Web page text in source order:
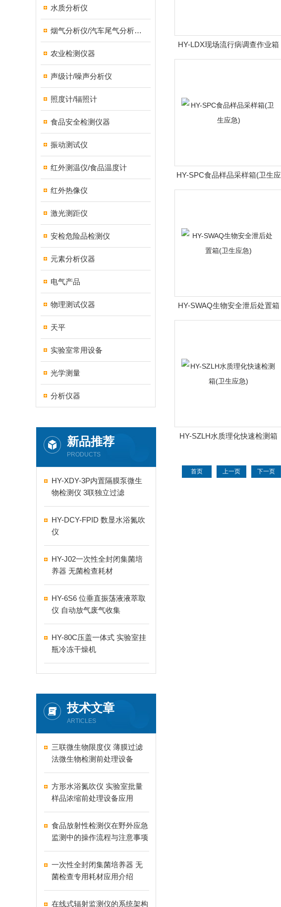
水质分析仪
烟气分析仪/汽车尾气分析仪/转速表/汽车维修检测设备
农业检测仪器
声级计/噪声分析仪
照度计/辐照计
食品安全检测仪器
振动测试仪
红外测温仪/食品温度计
红外热像仪
激光测距仪
安检危险品检测仪
元素分析仪器
电气产品
物理测试仪器
天平
实验室常用设备
光学测量
分析仪器
新品推荐
PRODUCTS
HY-XDY-3P内置隔膜泵微生
物检测仪 3联独立过滤
HY-DCY-FPID 数显水浴氮吹
仪
HY-J02一次性全封闭集菌培
养器 无菌检查耗材
HY-6S6 位垂直振荡液液萃取
仪 自动放气废气收集
HY-80C压盖一体式 实验室挂
瓶冷冻干燥机
技术文章
ARTICLES
三联微生物限度仪 薄膜过滤
法微生物检测前处理设备
方形水浴氮吹仪 实验室批量
样品浓缩前处理设备应用
食品放射性检测仪在野外应急
监测中的操作流程与注意事项
一次性全封闭集菌培养器 无
菌检查专用耗材应用介绍
在线式辐射监测仪的系统架构
HY-LDX现场流行病调查作业箱
(卫生应急)
HY-SPC食品样品采样箱(卫生应
急)
HY-SWAQ生物安全泄后处置箱
(卫生应急)
HY-SZLH水质理化快速检测箱
首页 上一页 下一页